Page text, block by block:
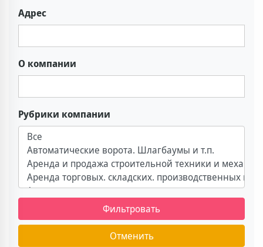
Адрес
О компании
Рубрики компании
Фильтровать
Отменить